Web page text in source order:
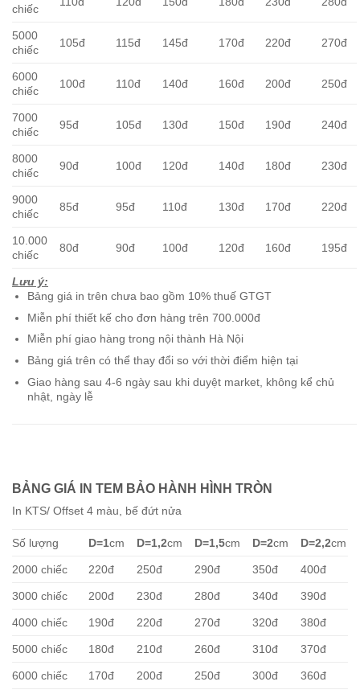
chiếc
5000
chiếc
105đ 115đ 145đ 170đ 220đ 270đ
6000
chiếc
100đ 110đ 140đ 160đ 200đ 250đ
7000
chiếc
95đ 105đ 130đ 150đ 190đ 240đ
8000
chiếc
90đ 100đ 120đ 140đ 180đ 230đ
9000
chiếc
85đ 95đ 110đ 130đ 170đ 220đ
10.000
chiếc
80đ 90đ 100đ 120đ 160đ 195đ
Lưu ý:
Bảng giá in trên chưa bao gồm 10% thuế GTGT
Miễn phí thiết kế cho đơn hàng trên 700.000đ
Miễn phí giao hàng trong nội thành Hà Nội
Bảng giá trên có thể thay đổi so với thời điểm hiện tại
Giao hàng sau 4-6 ngày sau khi duyệt market, không kể chủ
nhật, ngày lễ
BẢNG GIÁ IN TEM BẢO HÀNH HÌNH TRÒN
In KTS/ Offset 4 màu, bế đứt nửa
Số lượng D=1cm D=1,2cm D=1,5cm D=2cm D=2,2cm
2000 chiếc 220đ 250đ 290đ 350đ 400đ
3000 chiếc 200đ 230đ 280đ 340đ 390đ
4000 chiếc 190đ 220đ 270đ 320đ 380đ
5000 chiếc 180đ 210đ 260đ 310đ 370đ
6000 chiếc 170đ 200đ 250đ 300đ 360đ